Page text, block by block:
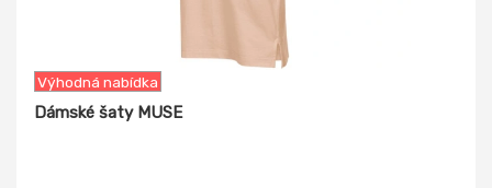
Výhodná nabídka
Dámské šaty MUSE